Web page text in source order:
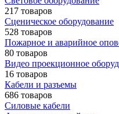
217 товаров
Сценическое оборудование
528 товаров
Пожарное и аварийное
80 товаров
Видео проекционное
16 товаров
Кабели и разъемы
686 товаров
Силовые кабели